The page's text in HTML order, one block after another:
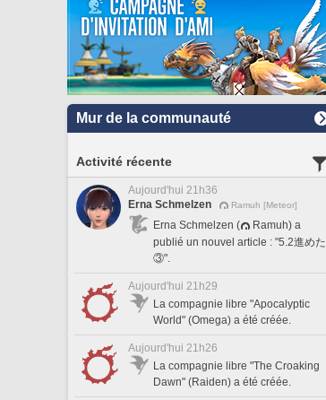
Mur de la communauté
Activité récente
Aujourd'hui 21h36
Erna Schmelzen
Ramuh [Meteor]
Erna Schmelzen (
Ramuh) a
publié un nouvel article : "5.2進めた
③".
Aujourd'hui 21h29
La compagnie libre "Apocalyptic
World" (Omega) a été créée.
Aujourd'hui 21h26
La compagnie libre "The Croaking
Dawn" (Raiden) a été créée.